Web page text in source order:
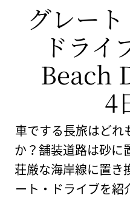
グレート
ドライ
Beach
4
車でする長旅はどれ
か？舗装道路は砂に
荘厳な海岸線に置き
ート・ドライブを紹